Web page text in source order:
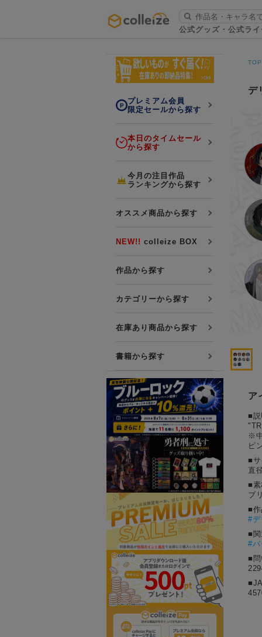
公式グッズ・公式ラ
ログイン・会員登録
初回アプリ利用限定！500ptプレ
詳細
「お取寄せ商品」と「お取寄せ手数料」
プレミアム会員について
プレミアム会員
限定セールから探す
本日のタイムセール
から探す
今月の注目作品
ランキングから探す
オススメ商品から探す
NEW!! colleize BOX
作品から探す
カテゴリーから探す
在庫あり商品から探す
書籍から探す
TOP
デ
ア
■説
※
ピ
■
直
■
ブ
■作
#
■
#バ
■